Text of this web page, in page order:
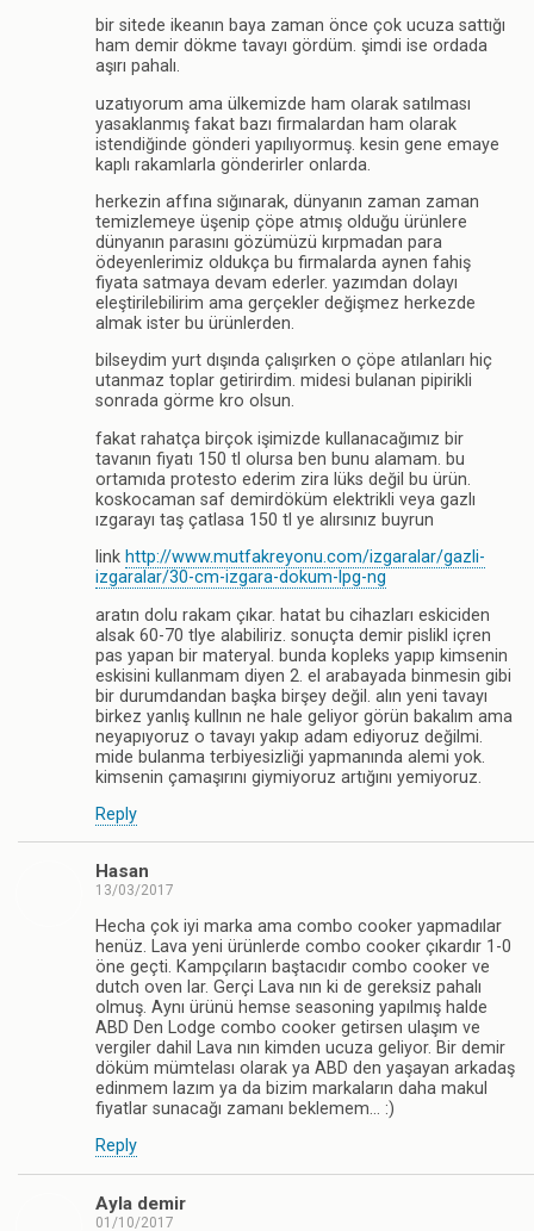
bir sitede ikeanın baya zaman önce çok ucuza sattığı
ham demir dökme tavayı gördüm. şimdi ise ordada
aşırı pahalı.
uzatıyorum ama ülkemizde ham olarak satılması
yasaklanmış fakat bazı firmalardan ham olarak
istendiğinde gönderi yapılıyormuş. kesin gene emaye
kaplı rakamlarla gönderirler onlarda.
herkezin affına sığınarak, dünyanın zaman zaman
temizlemeye üşenip çöpe atmış olduğu ürünlere
dünyanın parasını gözümüzü kırpmadan para
ödeyenlerimiz oldukça bu firmalarda aynen fahiş
fiyata satmaya devam ederler. yazımdan dolayı
eleştirilebilirim ama gerçekler değişmez herkezde
almak ister bu ürünlerden.
bilseydim yurt dışında çalışırken o çöpe atılanları hiç
utanmaz toplar getirirdim. midesi bulanan pipirikli
sonrada görme kro olsun.
fakat rahatça birçok işimizde kullanacağımız bir
tavanın fiyatı 150 tl olursa ben bunu alamam. bu
ortamıda protesto ederim zira lüks değil bu ürün.
koskocaman saf demirdöküm elektrikli veya gazlı
ızgarayı taş çatlasa 150 tl ye alırsınız buyrun
link http://www.mutfakreyonu.com/izgaralar/gazli-
izgaralar/30-cm-izgara-dokum-lpg-ng
aratın dolu rakam çıkar. hatat bu cihazları eskiciden
alsak 60-70 tlye alabiliriz. sonuçta demir pislikl içren
pas yapan bir materyal. bunda kopleks yapıp kimsenin
eskisini kullanmam diyen 2. el arabayada binmesin gibi
bir durumdandan başka birşey değil. alın yeni tavayı
birkez yanlış kullnın ne hale geliyor görün bakalım ama
neyapıyoruz o tavayı yakıp adam ediyoruz değilmi.
mide bulanma terbiyesizliği yapmanında alemi yok.
kimsenin çamaşırını giymiyoruz artığını yemiyoruz.
Reply
Hasan
13/03/2017
Hecha çok iyi marka ama combo cooker yapmadılar
henüz. Lava yeni ürünlerde combo cooker çıkardır 1-0
öne geçti. Kampçıların baştacıdır combo cooker ve
dutch oven lar. Gerçi Lava nın ki de gereksiz pahalı
olmuş. Aynı ürünü hemse seasoning yapılmış halde
ABD Den Lodge combo cooker getirsen ulaşım ve
vergiler dahil Lava nın kimden ucuza geliyor. Bir demir
döküm mümtelası olarak ya ABD den yaşayan arkadaş
edinmem lazım ya da bizim markaların daha makul
fiyatlar sunacağı zamanı beklemem… :)
Reply
Ayla demir
01/10/2017